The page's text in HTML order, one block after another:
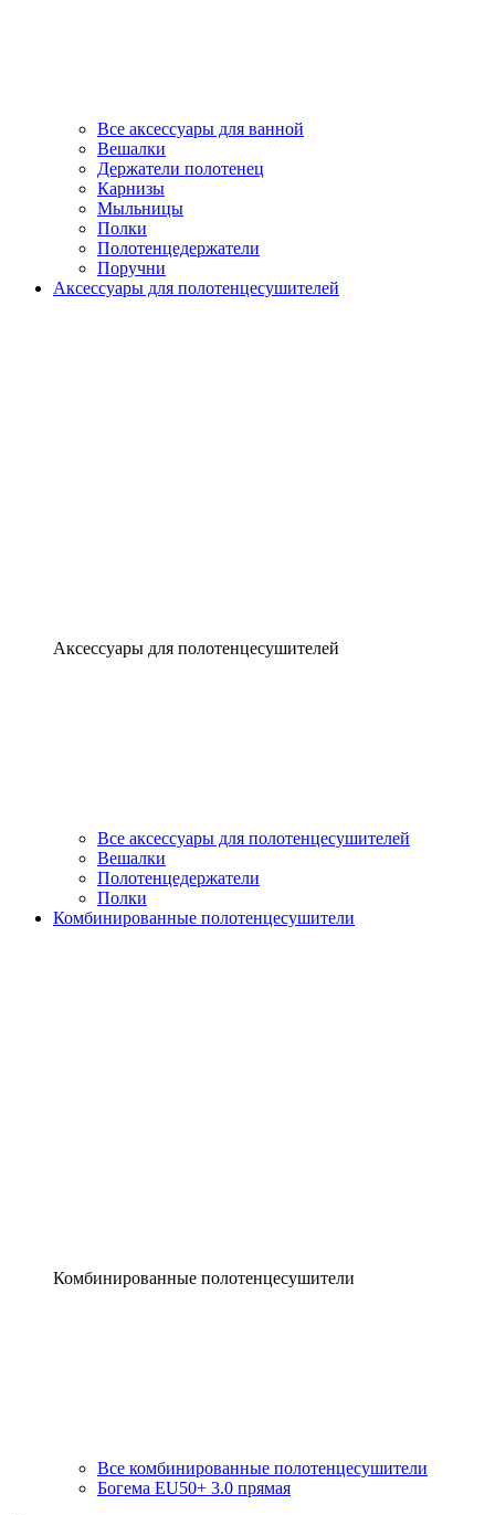
Все аксессуары для ванной
Вешалки
Держатели полотенец
Карнизы
Мыльницы
Полки
Полотенцедержатели
Поручни
Аксессуары для полотенцесушителей
Аксессуары для полотенцесушителей
Все аксессуары для полотенцесушителей
Вешалки
Полотенцедержатели
Полки
Комбинированные полотенцесушители
Комбинированные полотенцесушители
Все комбинированные полотенцесушители
Богема EU50+ 3.0 прямая